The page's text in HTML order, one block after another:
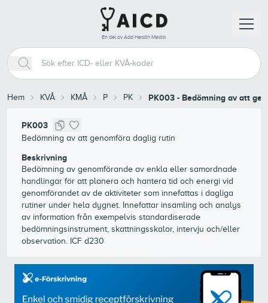
En del av Add Health Media
Hem KVÅ KMÅ P PK PK003 - Bedömning av att
PK003
Bedömning av att genomföra daglig rutin
Beskrivning
Bedömning av genomförande av enkla eller samordnade
handlingar för att planera och hantera tid och energi vid
genomförandet av de aktiviteter som innefattas i dagliga
rutiner under hela dygnet. Innefattar insamling och analys
av information från exempelvis standardiserade
bedömningsinstrument, skattningsskalor, intervju och/eller
observation. ICF d230